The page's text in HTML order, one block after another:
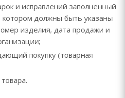
и исправлений заполненный
котором должны быть указаны
изделия, дата продажи и
покупку (товарная